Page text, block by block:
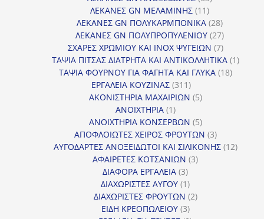
ΛΕΚΑΝΕΣ GN ΜΕΛΑΜΙΝΗΣ 1111
προϊόντα
ΛΕΚΑΝΕΣ GN ΠΟΛΥΚΑΡΜΠΟΝΙΚΑ 2828
προϊόντα
ΛΕΚΑΝΕΣ GN ΠΟΛΥΠΡΟΠΥΛΕΝΙΟΥ 2727
προϊόντα
ΣΧΑΡΕΣ ΧΡΩΜΙΟΥ ΚΑΙ INOX ΨΥΓΕΙΩΝ 77
προϊόντα
ΤΑΨΙΑ ΠΙΤΣΑΣ ΔΙΑΤΡΗΤΑ ΚΑΙ ΑΝΤΙΚΟΛΛΗΤΙΚΑ 11
ΤΑΨΙΑ ΦΟΥΡΝΟΥ ΓΙΑ ΦΑΓΗΤΑ ΚΑΙ ΓΛΥΚΑ 1818
ΕΡΓΑΛΕΙΑ ΚΟΥΖΙΝΑΣ 311311
προϊόντα
ΑΚΟΝΙΣΤΗΡΙΑ ΜΑΧΑΙΡΙΩΝ 55
ΑΝΟΙΧΤΗΡΙΑ 11
προϊόν
ΑΝΟΙΧΤΗΡΙΑ ΚΟΝΣΕΡΒΩΝ 55
προϊόντα
ΑΠΟΦΛΟΙΩΤΕΣ ΧΕΙΡΟΣ ΦΡΟΥΤΩΝ 33
προϊόντα
ΑΥΓΟΔΑΡΤΕΣ ΑΝΟΞΕΙΔΩΤΟΙ ΚΑΙ ΣΙΛΙΚΟΝΗΣ 1212
ΑΦΑΙΡΕΤΕΣ ΚΟΤΣΑΝΙΩΝ 33
ΔΙΑΦΟΡΑ ΕΡΓΑΛΕΙΑ 33
προϊόντα
ΔΙΑΧΩΡΙΣΤΕΣ ΑΥΓΟΥ 11
προϊόν
ΔΙΑΧΩΡΙΣΤΕΣ ΦΡΟΥΤΩΝ 22
ΕΙΔΗ ΚΡΕΟΠΩΛΕΙΟΥ 33